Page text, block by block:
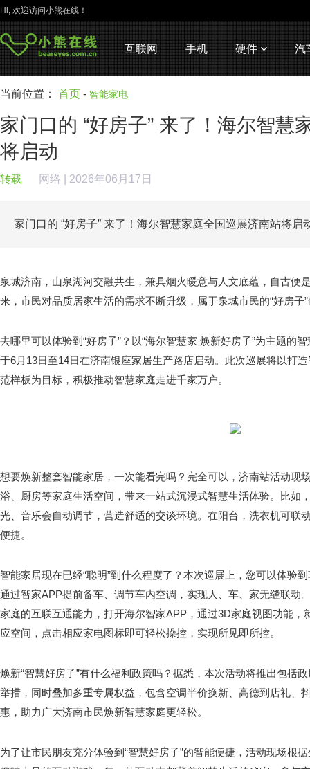
Hi, 欢迎访问小熊在线！
互联网 手机 硬件 汽
当前位置： 首页 - 智能家电
家门口的 “好房子” 来了！海尔智慧
将启动
转载 网络 | 2026年06月17日
家门口的 “好房子” 来了！海尔智慧家庭全国巡展济南站将启
泉城济南，山泉湖河交融共生，兼具烟火暖意与人文底蕴，自古便
来，市民对品质居家生活的需求不断升级，属于泉城市民的“好房子
去哪里可以体验到“好房子”？以“海尔智慧家 焕新好房子”为主题的
于6月13日至14日在济南银座家居生产路店启动。此次巡展将以打
范样板为目标，积极推动智慧家庭走进千家万户。
想要焕新整套智能家居，一次能看完吗？完全可以，济南站活动现
浴、厨房等家庭生活空间，带来一站式沉浸式智慧生活体验。比如
光、音乐会自动调节，营造舒适的交谈环境。在阳台，洗衣机可联
便捷。
智能家居现在已经“聪明”到什么程度了？本次巡展上，您可以体验
通过智家APP提前备车、调节车内空调，实现人、车、家无缝联动
家庭的互联互通能力，打开海尔智家APP，通过3D家庭视图功能，
应空间，点击相应家电图标即可轻松操控，实现所见即所控。
焕新“智慧好房子”有什么福利政策吗？据悉，本次活动将推出包括
举措，同时叠加多重专属权益，包含空调半价换新、高德到店礼、
惠，助力广大济南市民焕新智慧家庭更轻松。
为了让市民朋友充分体验到“智慧好房子”的智能便捷，活动现场根